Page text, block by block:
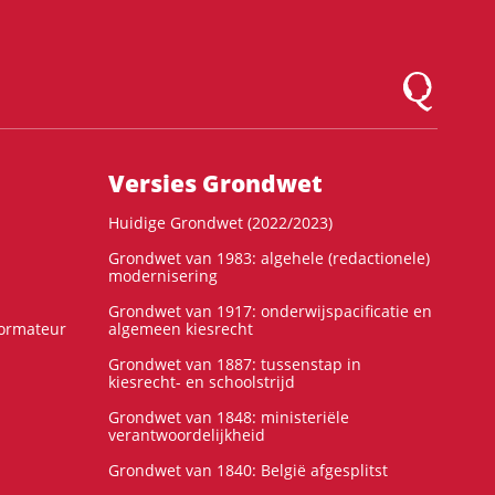
Logo
Versies Grondwet
Huidige Grondwet (2022/2023)
Grondwet van 1983: algehele (redactionele)
modernisering
Grondwet van 1917: onderwijspacificatie en
algemeen kiesrecht
Grondwet van 1887: tussenstap in
kiesrecht- en schoolstrijd
Grondwet van 1848: ministeriële
verantwoordelijkheid
Grondwet van 1840: België afgesplitst